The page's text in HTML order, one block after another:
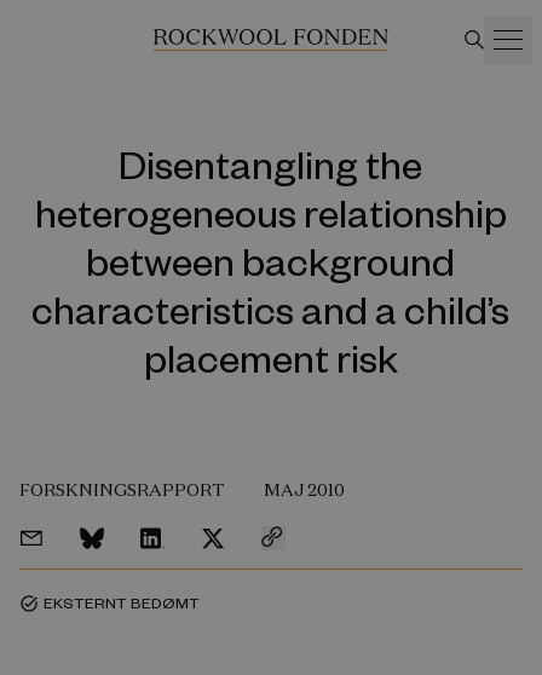
Disentangling the
heterogeneous relationship
between background
characteristics and a child’s
placement risk
FORSKNINGSRAPPORT MAJ 2010
task_alt EKSTERNT BEDØMT